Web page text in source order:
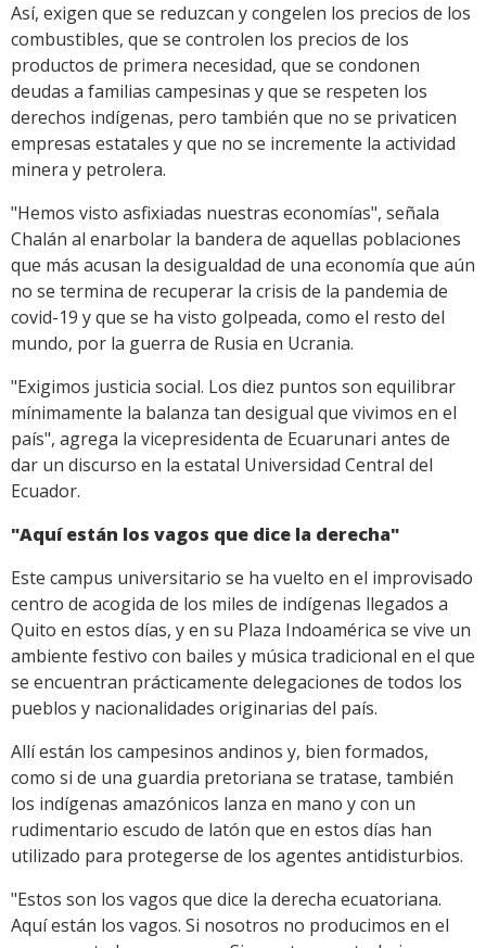
Así, exigen que se reduzcan y congelen los precios de los
combustibles, que se controlen los precios de los
productos de primera necesidad, que se condonen
deudas a familias campesinas y que se respeten los
derechos indígenas, pero también que no se privaticen
empresas estatales y que no se incremente la actividad
minera y petrolera.
"Hemos visto asfixiadas nuestras economías", señala
Chalán al enarbolar la bandera de aquellas poblaciones
que más acusan la desigualdad de una economía que aún
no se termina de recuperar la crisis de la pandemia de
covid-19 y que se ha visto golpeada, como el resto del
mundo, por la guerra de Rusia en Ucrania.
"Exigimos justicia social. Los diez puntos son equilibrar
mínimamente la balanza tan desigual que vivimos en el
país", agrega la vicepresidenta de Ecuarunari antes de
dar un discurso en la estatal Universidad Central del
Ecuador.
"Aquí están los vagos que dice la derecha"
Este campus universitario se ha vuelto en el improvisado
centro de acogida de los miles de indígenas llegados a
Quito en estos días, y en su Plaza Indoamérica se vive un
ambiente festivo con bailes y música tradicional en el que
se encuentran prácticamente delegaciones de todos los
pueblos y nacionalidades originarias del país.
Allí están los campesinos andinos y, bien formados,
como si de una guardia pretoriana se tratase, también
los indígenas amazónicos lanza en mano y con un
rudimentario escudo de latón que en estos días han
utilizado para protegerse de los agentes antidisturbios.
"Estos son los vagos que dice la derecha ecuatoriana.
Aquí están los vagos. Si nosotros no producimos en el